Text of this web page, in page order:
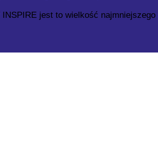
INSPIRE jest to wielkość